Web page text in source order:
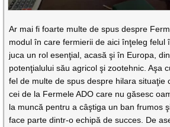
Ar mai fi foarte multe de spus despre
modul în care fermierii de aici înţeleg felul
juca un rol esenţial, acasă şi în Europa,
potenţialului său agricol şi zootehnic. Aşa
fel de multe de spus despre hilara situaţie
cei de la Fermele ADO care nu găsesc
la muncă pentru a câştiga un ban frumos
face parte dintr-o echipă de succes. De